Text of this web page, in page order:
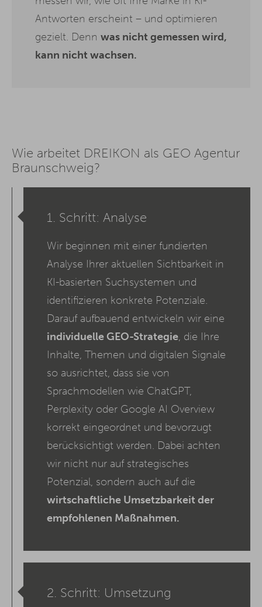
Antworten erscheint – und optimieren
gezielt. Denn was nicht gemessen wird,
kann nicht wachsen.
Wie arbeitet DREIKON als GEO Agentur
Braunschweig?
1. Schritt: Analyse
Wir beginnen mit einer fundierten
Analyse Ihrer aktuellen Sichtbarkeit in
KI-basierten Suchsystemen und
identifizieren konkrete Potenziale.
Darauf aufbauend entwickeln wir eine
individuelle GEO-Strategie, die Ihre
Inhalte, Themen und digitalen Signale
so ausrichtet, dass sie von
Sprachmodellen wie ChatGPT,
Perplexity oder Google AI Overview
korrekt eingeordnet und bevorzugt
berücksichtigt werden. Dabei achten
wir nicht nur auf strategisches
Potenzial, sondern auch auf die
wirtschaftliche Umsetzbarkeit der
empfohlenen Maßnahmen.
2. Schritt: Umsetzung